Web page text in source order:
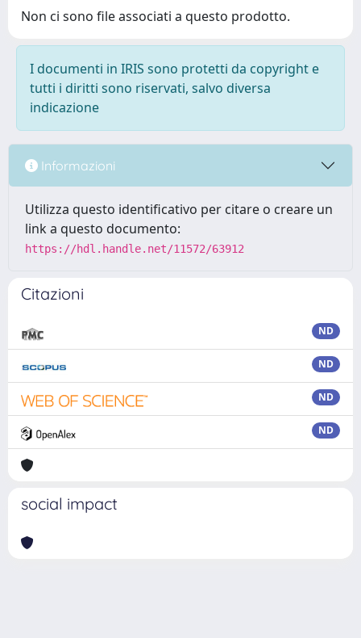
Non ci sono file associati a questo prodotto.
I documenti in IRIS sono protetti da copyright e
tutti i diritti sono riservati, salvo diversa
indicazione
Informazioni
Utilizza questo identificativo per citare o creare un
link a questo documento:
https://hdl.handle.net/11572/63912
Citazioni
ND
ND
ND
ND
social impact